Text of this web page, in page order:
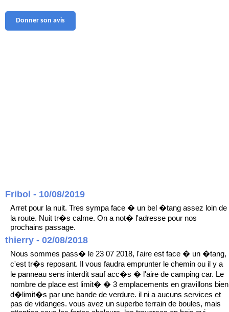
Donner son avis
Fribol - 10/08/2019
Arret pour la nuit. Tres sympa face � un bel �tang assez loin de
la route. Nuit tr�s calme. On a not� l'adresse pour nos
prochains passage.
thierry - 02/08/2018
Nous sommes pass� le 23 07 2018, l'aire est face � un �tang,
c'est tr�s reposant. Il vous faudra emprunter le chemin ou il y a
le panneau sens interdit sauf acc�s � l'aire de camping car. Le
nombre de place est limit� � 3 emplacements en gravillons bien
d�limit�s par une bande de verdure. il ni a aucuns services et
pas de vidanges. vous avez un superbe terrain de boules, mais